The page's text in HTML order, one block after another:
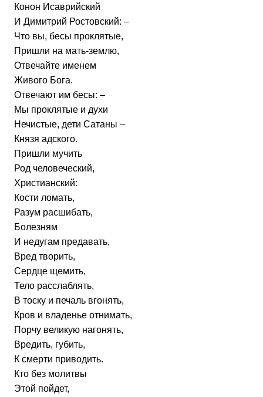
Конон Исаврийский
И Димитрий Ростовский: –
Что вы, бесы проклятые,
Пришли на мать-землю,
Отвечайте именем
Живого Бога.
Отвечают им бесы: –
Мы проклятые и духи
Нечистые, дети Сатаны –
Князя адского.
Пришли мучить
Род человеческий,
Христианский:
Кости ломать,
Разум расшибать,
Болезням
И недугам предавать,
Вред творить,
Сердце щемить,
Тело расслаблять,
В тоску и печаль вгонять,
Кров и владенье отнимать,
Порчу великую нагонять,
Вредить, губить,
К смерти приводить.
Кто без молитвы
Этой пойдет,